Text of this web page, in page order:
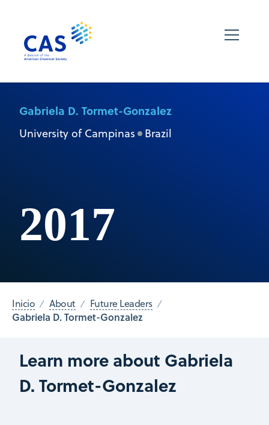
Gabriela D. Tormet-Gonzalez
University of Campinas Brazil
2017
Inicio About Future Leaders
Gabriela D. Tormet-Gonzalez
Learn more about Gabriela
D. Tormet-Gonzalez